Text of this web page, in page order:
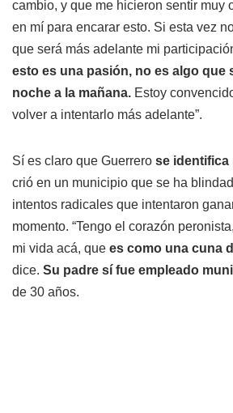
cambio, y que me hicieron sentir muy
en mí para encarar esto. Si esta vez
que será más adelante mi
esto es una pasión, no es algo que
noche a la mañana. Estoy
volver a intentarlo más adelante”.
Sí es claro que Guerrero se identifica
crió en un municipio que se ha
intentos radicales que intentaron
momento. “Tengo el corazón
mi vida acá, que es como una cuna
dice. Su padre sí fue empleado
de 30 años.